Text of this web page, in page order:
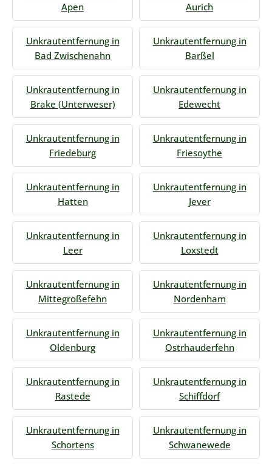
Apen
Aurich
Unkrautentfernung in
Bad Zwischenahn
Unkrautentfernung in
Barßel
Unkrautentfernung in
Brake (Unterweser)
Unkrautentfernung in
Edewecht
Unkrautentfernung in
Friedeburg
Unkrautentfernung in
Friesoythe
Unkrautentfernung in
Hatten
Unkrautentfernung in
Jever
Unkrautentfernung in
Leer
Unkrautentfernung in
Loxstedt
Unkrautentfernung in
Mittegroßefehn
Unkrautentfernung in
Nordenham
Unkrautentfernung in
Oldenburg
Unkrautentfernung in
Ostrhauderfehn
Unkrautentfernung in
Rastede
Unkrautentfernung in
Schiffdorf
Unkrautentfernung in
Schortens
Unkrautentfernung in
Schwanewede